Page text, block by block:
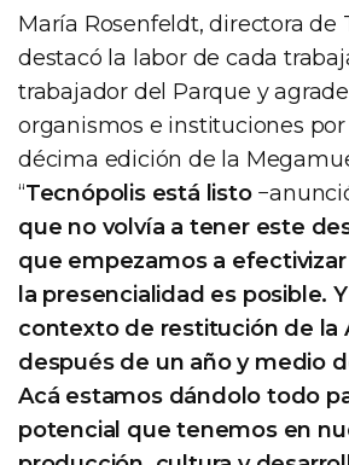
María Rosenfeldt, directora de
destacó la labor de cada
trabajador del Parque y
organismos e instituciones
décima edición de la
“Tecnópolis está listo
que no volvía a tener este
que empezamos a
la presencialidad es posible.
contexto de restitución de la
después de un año y medio
Acá estamos dándolo todo
potencial que tenemos en